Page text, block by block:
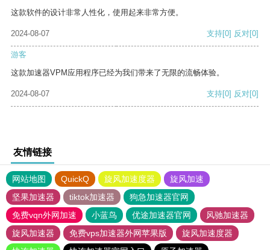
这款软件的设计非常人性化，使用起来非常方便。
2024-08-07 支持[0] 反对[0]
游客
这款加速器VPM应用程序已经为我们带来了无限的流畅体验。
2024-08-07 支持[0] 反对[0]
友情链接
网站地图 QuickQ 旋风加速度器
旋风加速
坚果加速器
tiktok加速器
狗急加速器官网
免费vqn外网加速
小蓝鸟 优途加速器官网
风驰加速器
旋风加速器
免费vps加速器外网苹果版
旋风加速度器